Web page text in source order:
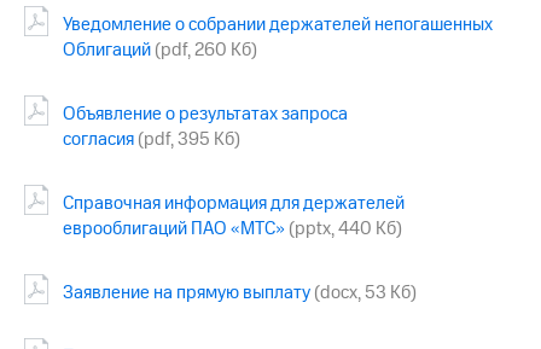
Пресс-
релизы
о технологиях
Достижения
Интервью
Финансовая
Уведомление о собрании держателей непогашенных
Облигаций(pdf, 260 Кб)
Объявление о результатах запроса
согласия(pdf, 395 Кб)
Справочная информация для держателей
еврооблигаций ПАО «МТС» (pptx, 440 Кб)
Заявление на прямую выплату(docx, 53 Кб)